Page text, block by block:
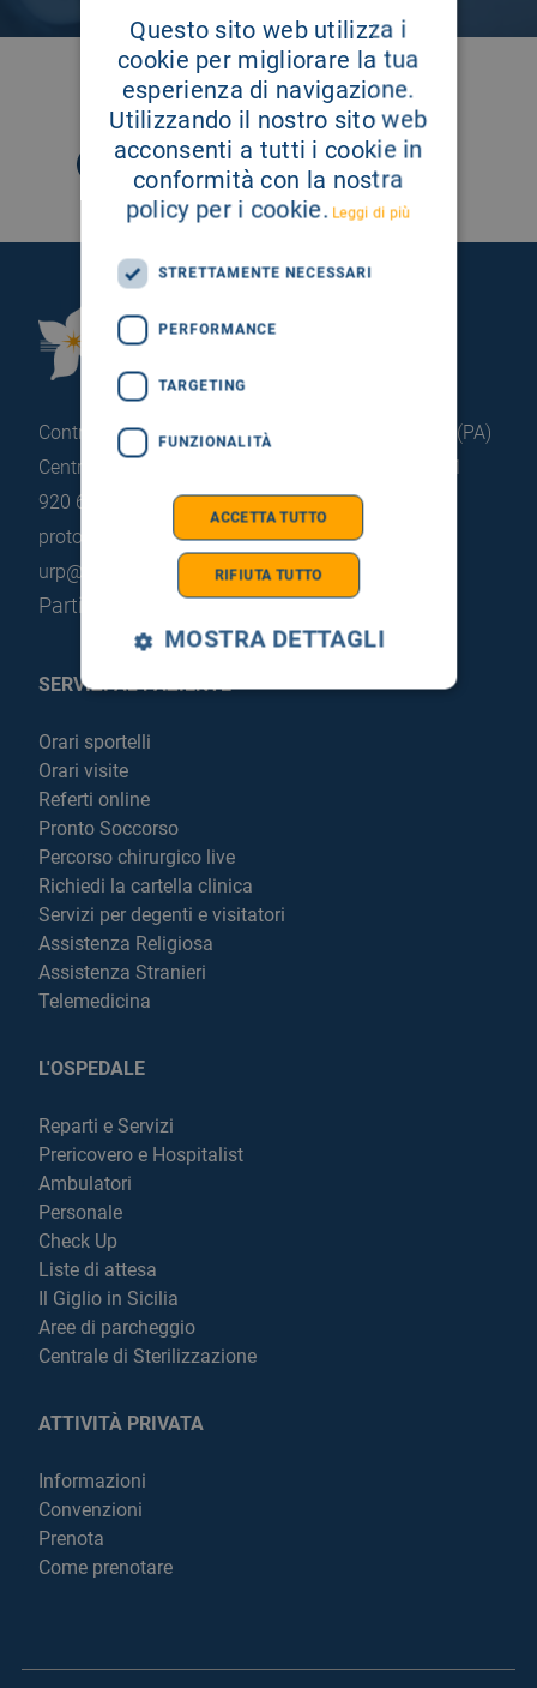
SEGUICI SU
Fondazione Istituto
Contrada Pietrapollastra - Pisciotto 90015 Cefalù (PA)
Centralino: +39 0921 920 111
Portineria: +39 0921
920 663
protocollo@pec.hsrgiglio.it info@hsrgiglio.it
urp@hsrgiglio.it
Partita IVA: 05205490823
SERVIZI AL PAZIENTE
Orari sportelli
Orari visite
Referti online
Pronto Soccorso
Percorso chirurgico live
Richiedi la cartella clinica
Servizi per degenti e visitatori
Assistenza Religiosa
Assistenza Stranieri
Telemedicina
L'OSPEDALE
Reparti e Servizi
Prericovero e Hospitalist
Ambulatori
Personale
Check Up
Liste di attesa
Il Giglio in Sicilia
Aree di parcheggio
Centrale di Sterilizzazione
ATTIVITÀ PRIVATA
Informazioni
Convenzioni
Prenota
Come prenotare
Questo sito web utilizza i
cookie per migliorare la tua
esperienza di navigazione.
Utilizzando il nostro sito web
acconsenti a tutti i cookie in
conformità con la nostra
policy per i cookie. Leggi di più
STRETTAMENTE NECESSARI
PERFORMANCE
TARGETING
FUNZIONALITÀ
ACCETTA TUTTO
RIFIUTA TUTTO
MOSTRA DETTAGLI